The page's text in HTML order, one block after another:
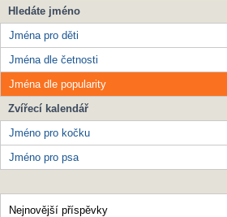
Hledáte jméno
Jména pro děti
Jména dle četnosti
Jména dle popularity
Zvířecí kalendář
Jméno pro kočku
Jméno pro psa
Nejnovější příspěvky